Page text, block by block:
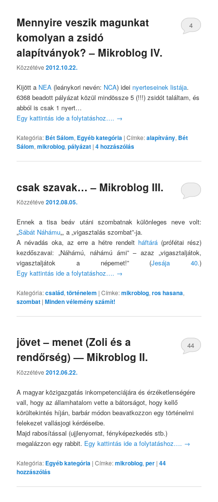
Mennyire veszik magunkat
komolyan a zsidó
alapítványok? – Mikroblog IV.
Közzétéve2012.10.22.
4
Kijött a NEA (leánykori nevén: NCA) idei nyerteseinek listája.
6368 beadott pályázat közül mindössze 5 (!!!) zsidót találtam, és
abból is csak 1 nyert…
Egy kattintás ide a folytatáshoz…. →
Kategória: Bét Sálom, Egyéb kategória |Címke:alapítvány, Bét
Sálom,mikroblog,pályázat |4hozzászólás
csak szavak… – Mikroblog III.
Közzétéve2012.08.05.
Ennek a tisa beáv utáni szombatnak különleges neve volt:
„Sábát Náhámu„, a „vigasztalás szombat”-ja.
A névadás oka, az erre a hétre rendelt háftárá(prófétai rész)
kezdőszavai: „Náhámú, náhámú ámi” – azaz „vigasztaljátok,
vigasztaljátok a népemet!” (Jesája 40.)
Egy kattintás ide a folytatáshoz…. →
Kategória:család,történelem |Címke:mikroblog,ros hasana,
szombat |Minden vélemény számít!
jövet – menet (Zoli és a
rendőrség) — Mikroblog II.
Közzétéve2012.06.22.
44
A magyar közigazgatás inkompetenciájára és érzéketlenségére
vall, hogy az államhatalom vette a bátorságot, hogy kellő
körültekintés híján, barbár módon beavatkozzon egy történelmi
felekezet vallásjogi kérdéseibe.
Majd rabosítással (ujjlenyomat, fényképezkedés stb.)
megalázzon egy rabbit. Egy kattintás ide a folytatáshoz…. →
Kategória: Egyéb kategória |Címke:mikroblog,per |44
hozzászólás